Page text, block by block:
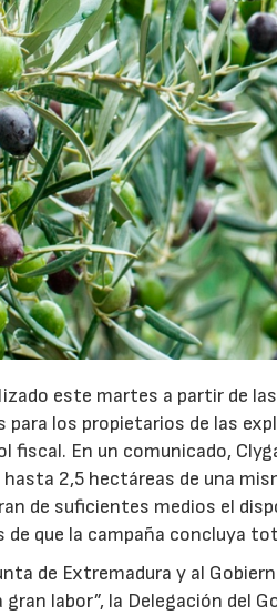
este martes a partir de
los propietarios de las
fiscal. En un comunicado,
2,5 hectáreas de una
de suficientes medios el
de que la campaña concluya
de Extremadura y al
gran labor”, la Delegación del